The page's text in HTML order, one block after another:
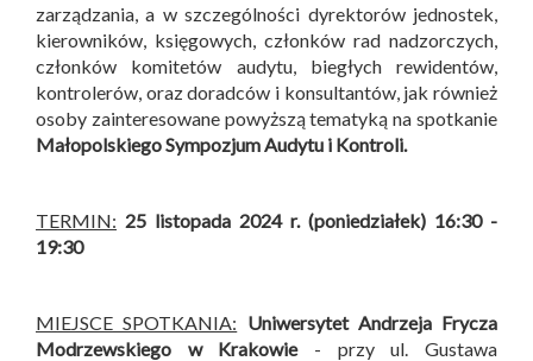
zarządzania, a w szczególności dyrektorów jednostek,
kierowników, księgowych, członków rad nadzorczych,
członków komitetów audytu, biegłych rewidentów,
kontrolerów, oraz doradców i konsultantów, jak również
osoby zainteresowane powyższą tematyką na spotkanie
Małopolskiego Sympozjum Audytu i Kontroli.
TERMIN: 25 listopada 2024 r. (poniedziałek) 16:30 -
19:30
MIEJSCE SPOTKANIA: Uniwersytet Andrzeja Frycza
Modrzewskiego w Krakowie- przy ul. Gustawa